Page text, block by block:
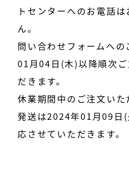
トセンターへのお電話
ん。
問い合わせフォームへ
01月04日(木)以降順次
だきます。
休業期間中のご注文い
発送は2024年01月09日
応させていただきます。